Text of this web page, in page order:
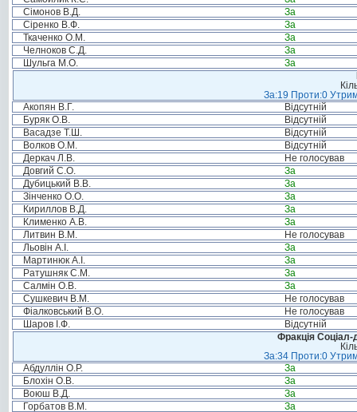
Сімонов В.Д.
За
Сіренко В.Ф.
За
Ткаченко О.М.
За
Челноков С.Д.
За
Шульга М.О.
За
За:19 Проти:0
Акопян В.Г.
Відсутній
Буряк О.В.
Відсутній
Васадзе Т.Ш.
Відсутній
Волков О.М.
Відсутній
Деркач Л.В.
Не голосував
Довгий С.О.
За
Дубицький В.В.
За
Зінченко О.О.
За
Кириллов В.Д.
За
Клименко А.В.
За
Литвин В.М.
Не голосував
Льовін А.І.
За
Мартинюк А.І.
За
Ратушняк С.М.
За
Салмін О.В.
За
Сушкевич В.М.
Не голосував
Фіалковський В.О.
Не голосував
Шаров І.Ф.
Відсутній
Фракція Соціал-
За:34 Проти:0
Абдуллін О.Р.
За
Блохін О.В.
За
Воюш В.Д.
За
Горбатов В.М.
За